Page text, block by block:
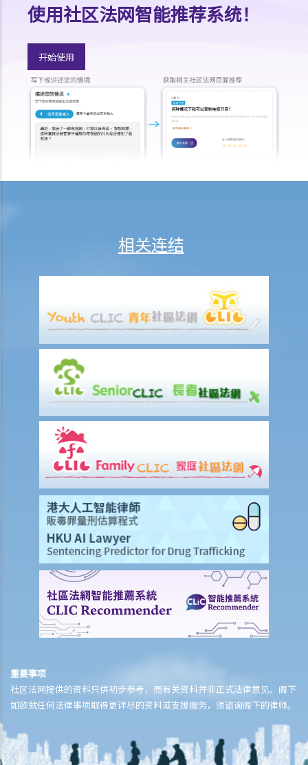
理干扰（Ridge Ltd 诉 Golden Castle Ltd）
力（纪秋月 诉 蔡家荣）
在签署租约之后，应该如何处理该等文件？
1. 如何计算租约的印花税？
2. 假若没有为租约加盖印花，会有甚么后果？
3. 为甚么有些租约必须在土地注册处注册，有些则毋须注册？
判决摘要：物业买卖是否受到租赁续租选择权约束取决于具体情况
1. 租约订明须在每月1日预缴租金。租期即将在1月15日终止。租客须在
1月1日缴交整个月的租金吗？如要的话，业主要在之后要向租客退回1
月16日至31日期间的租金吗？
1. 如果业主没有履行其维修责任， 租客可否扣起一部份租金？
2. 水龙头损坏了。业主有责任作维修，但拒绝这样做。我花了 $500 更
换新的水龙头。我可否少交 $500 租金？
e) 暂缓租金
差饷、管理费及其他费用
追讨欠租及收楼
1. 我的租客已经欠租两个月，我怎样才可以追讨欠租及收回物业？
2. 我的租客已经欠租好几个月。我可否不诉诸法庭而破门入屋、丢掉租
客的物品及转换门锁，以收回物业？
3. 我的租客因轻微漏水问题或不适/干扰而拒绝支付或扣除了几个月的租
金。 他/她可以这样做吗？这是在追讨欠租/没收租赁权的案件中有效的
辩护理由吗？
4. 有关执达事务
判决摘要2：租客未按时支付租金或其他应付款项之利息条款是可执行
的 (Luvpa Ltd 诉 Honor City HK Pharmacy Ltd)
1. 为何必须确定物业的主要用途，例如「住宅」或「非住宅」用途，以
及如何确定？
使用社区法网智能推荐系统！
开始使用
相关连结
重要事项
社区法网提供的资料只供初步参考，而有关资料并非正式法律意见。阁下
如欲就任何法律事项取得更详尽的资料或支援服务，须谘询阁下的律师。